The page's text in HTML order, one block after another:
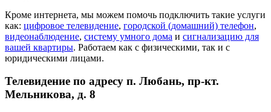
Кроме интернета, мы можем помочь подключить такие услуги
как: цифровое телевидение, городской (домашний) телефон,
видеонаблюдение, систему умного дома и сигнализацию для
вашей квартиры. Работаем как с физическими, так и с
юридическими лицами.
Телевидение по адресу п. Любань, пр-кт.
Мельникова, д. 8